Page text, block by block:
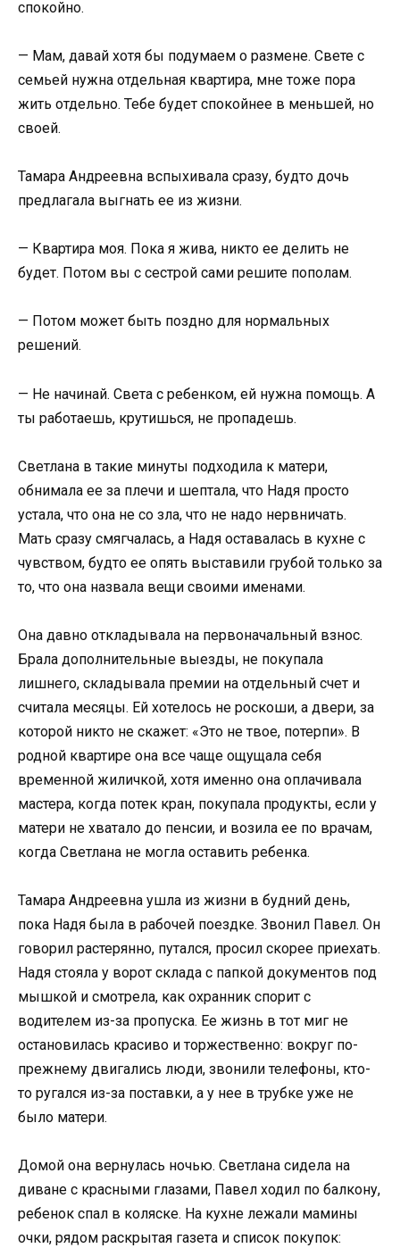
спокойно.
— Мам, давай хотя бы подумаем о размене. Свете с
семьей нужна отдельная квартира, мне тоже пора
жить отдельно. Тебе будет спокойнее в меньшей, но
своей.
Тамара Андреевна вспыхивала сразу, будто дочь
предлагала выгнать ее из жизни.
— Квартира моя. Пока я жива, никто ее делить не
будет. Потом вы с сестрой сами решите пополам.
— Потом может быть поздно для нормальных
решений.
— Не начинай. Света с ребенком, ей нужна помощь. А
ты работаешь, крутишься, не пропадешь.
Светлана в такие минуты подходила к матери,
обнимала ее за плечи и шептала, что Надя просто
устала, что она не со зла, что не надо нервничать.
Мать сразу смягчалась, а Надя оставалась в кухне с
чувством, будто ее опять выставили грубой только за
то, что она назвала вещи своими именами.
Она давно откладывала на первоначальный взнос.
Брала дополнительные выезды, не покупала
лишнего, складывала премии на отдельный счет и
считала месяцы. Ей хотелось не роскоши, а двери, за
которой никто не скажет: «Это не твое, потерпи». В
родной квартире она все чаще ощущала себя
временной жиличкой, хотя именно она оплачивала
мастера, когда потек кран, покупала продукты, если у
матери не хватало до пенсии, и возила ее по врачам,
когда Светлана не могла оставить ребенка.
Тамара Андреевна ушла из жизни в будний день,
пока Надя была в рабочей поездке. Звонил Павел. Он
говорил растерянно, путался, просил скорее приехать.
Надя стояла у ворот склада с папкой документов под
мышкой и смотрела, как охранник спорит с
водителем из-за пропуска. Ее жизнь в тот миг не
остановилась красиво и торжественно: вокруг по-
прежнему двигались люди, звонили телефоны, кто-
то ругался из-за поставки, а у нее в трубке уже не
было матери.
Домой она вернулась ночью. Светлана сидела на
диване с красными глазами, Павел ходил по балкону,
ребенок спал в коляске. На кухне лежали мамины
очки, рядом раскрытая газета и список покупок: